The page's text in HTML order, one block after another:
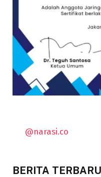
@narasi.co
BERITA TERBARU